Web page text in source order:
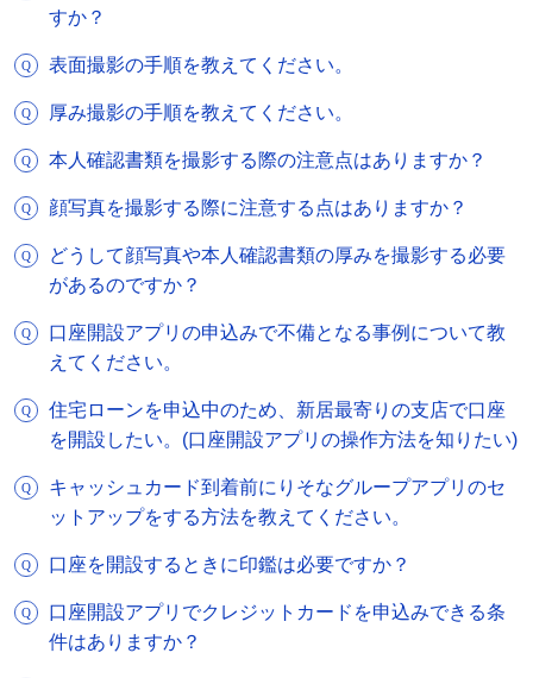
すか？
表面撮影の手順を教えてください。
厚み撮影の手順を教えてください。
本人確認書類を撮影する際の注意点はありますか？
顔写真を撮影する際に注意する点はありますか？
どうして顔写真や本人確認書類の厚みを撮影する必要
があるのですか？
口座開設アプリの申込みで不備となる事例について教
えてください。
住宅ローンを申込中のため、新居最寄りの支店で口座
を開設したい。(口座開設アプリの操作方法を知りたい)
キャッシュカード到着前にりそなグループアプリのセ
ットアップをする方法を教えてください。
口座を開設するときに印鑑は必要ですか？
口座開設アプリでクレジットカードを申込みできる条
件はありますか？